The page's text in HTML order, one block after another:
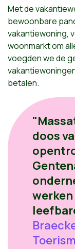
Met de
bewoonbare
vakantiewoning,
woonmarkt om
voegden we de
betalen.
doos
werken